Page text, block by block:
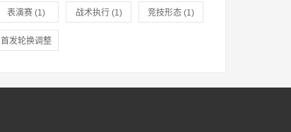
(1)
表演赛 (1) 战术执行(1) 竞技形态(1)
首发轮换调整